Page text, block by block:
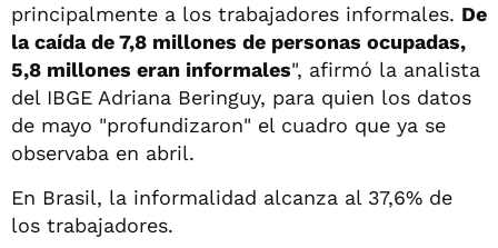
principalmente a los trabajadores informales. De
la caída de 7,8 millones de personas ocupadas,
5,8 millones eran informales", afirmó la analista
del IBGE Adriana Beringuy, para quien los datos
de mayo "profundizaron" el cuadro que ya se
observaba en abril.
En Brasil, la informalidad alcanza al 37,6% de
los trabajadores.